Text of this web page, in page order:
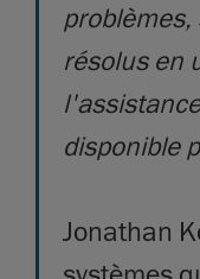
résolus en
disponible
Jonathan